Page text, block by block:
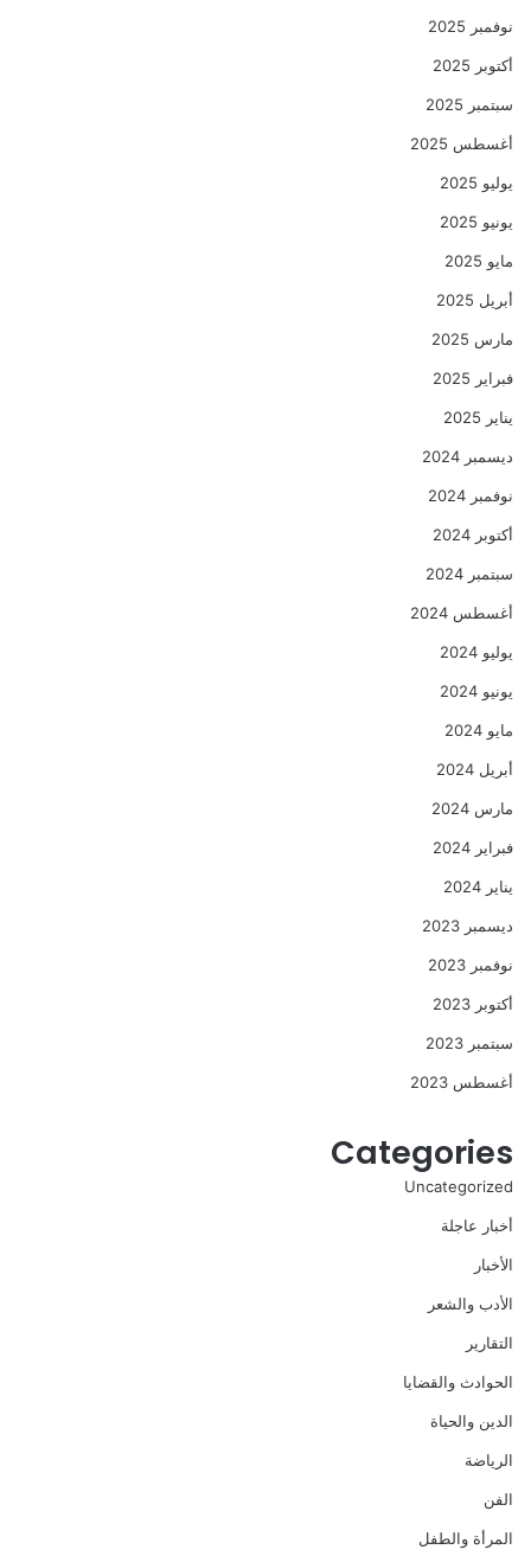
نوفمبر 2025
أكتوبر 2025
سبتمبر 2025
أغسطس 2025
يوليو 2025
يونيو 2025
مايو 2025
أبريل 2025
مارس 2025
فبراير 2025
يناير 2025
ديسمبر 2024
نوفمبر 2024
أكتوبر 2024
سبتمبر 2024
أغسطس 2024
يوليو 2024
يونيو 2024
مايو 2024
أبريل 2024
مارس 2024
فبراير 2024
يناير 2024
ديسمبر 2023
نوفمبر 2023
أكتوبر 2023
سبتمبر 2023
أغسطس 2023
Categories
Uncategorized
أخبار عاجلة
الأخبار
الأدب والشعر
التقارير
الحوادث والقضايا
الدين والحياة
الرياضة
الفن
المرأة والطفل